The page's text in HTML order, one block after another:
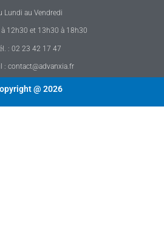
Lundi au Vendredi
12h30 et 13h30 à 18h30
: 02 23 42 17 47
: contact@advanxia.fr
@ 2026